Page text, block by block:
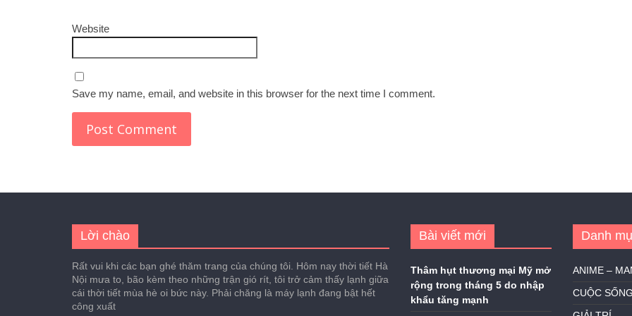
Website
Save my name, email, and website in this browser for the next time I comment.
Lời chào
Rất vui khi các bạn ghé thăm trang của chúng tôi. Hôm nay thời tiết Hà
Nội mưa to, bão kèm theo những trận gió rít, tôi trở cảm thấy lạnh giữa
cái thời tiết mùa hè oi bức này. Phải chăng là máy lạnh đang bật hết
công xuất
Bài viết mới
Thâm hụt thương mại Mỹ mở
rộng trong tháng 5 do nhập
khẩu tăng mạnh
Danh
ANIME –
CUỘC SỐNG